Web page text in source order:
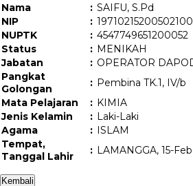
Nama : SAIFU, S.Pd
NIP
:
NUPTK
: 4547749651200052
Status
: MENIKAH
Jabatan
: OPERATOR
Pangkat
Golongan
: Pembina TK.1, IV/b
Mata Pelajaran
: KIMIA
Jenis Kelamin
: Laki-Laki
Agama
: ISLAM
Tempat,
Tanggal Lahir
: LAMANGGA, 15-